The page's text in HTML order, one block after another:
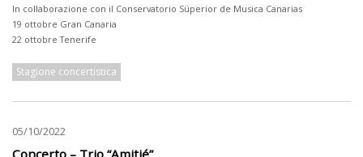
In collaborazione con il Conservatorio Süperior de Musica Canarias
19 ottobre Gran Canaria
22 ottobre Tenerife
Stagione concertistica
05/10/2022
Concerto – Trio “Amitié”